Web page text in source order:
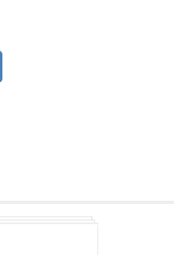
звонкую песню поёт. (Л. К.)
(П.)
ипред­меты теряли